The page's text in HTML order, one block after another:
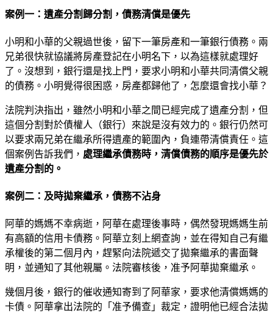
案例一：遺產分割歸分割，債務清償是優先
小明和小華的父親過世後，留下一筆房產和一筆銀行債務。兩
兄弟很快就協議將房產登記在小明名下，以為這樣就處理好
了。沒想到，銀行還是找上門，要求小明和小華共同清償父親
的債務。小明覺得很困惑，房產都歸他了，怎麼還會找小華？
法院判決指出，雖然小明和小華之間已經完成了遺產分割，但
這個分割對於債權人（銀行）來說是沒有效力的。銀行仍然可
以要求兩兄弟在繼承所得遺產的範圍內，負連帶清償責任。這
個案例告訴我們， 處理繼承債務時，清償債務的順序是優先於
遺產分割的。
案例二：及時拋棄繼承，債務不沾身
阿華的媽媽不幸病逝，阿華在處理後事時，偶然發現媽媽生前
有高額的信用卡債務。阿華立刻上網查詢，並在得知自己有繼
承權後的第二個月內，趕緊向法院遞交了拋棄繼承的書面聲
明，並通知了其他親屬。法院審核後，准予阿華拋棄繼承。
幾個月後，銀行的催收通知寄到了阿華家，要求他清償媽媽的
卡債。阿華拿出法院的「准予備查」裁定，證明他已經合法拋